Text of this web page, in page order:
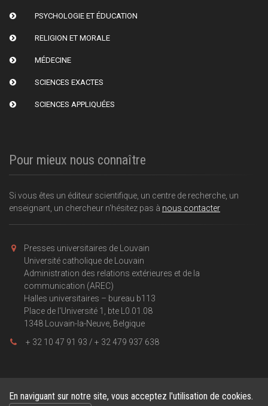
En naviguant sur notre site, vous acceptez l'utilisation de cookies.
PSYCHOLOGIE ET ÉDUCATION
RELIGION ET MORALE
MÉDECINE
SCIENCES EXACTES
SCIENCES APPLIQUÉES
Pour mieux nous connaître
Si vous êtes un éditeur scientifique, un centre de recherche, un
enseignant, un chercheur n'hésitez pas à nous contacter
Presses universitaires de Louvain
Université catholique de Louvain
Administration des relations extérieures et de la
communication (AREC)
Halles universitaires – bureau b113
Place de l'Université 1, bte L0.01.08
1348 Louvain-la-Neuve, Belgique
+ 32 10 47 91 93 / + 32 479 937 638